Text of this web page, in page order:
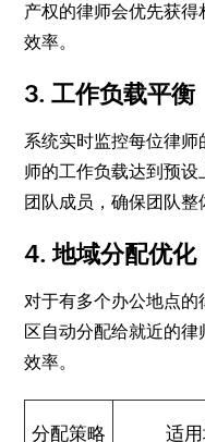
产权的律师会优先获
效率。
3. 工作负载平衡
系统实时监控每位律
师的工作负载达到预
团队成员，确保团队整
4. 地域分配优化
对于有多个办公地点
区自动分配给就近的
效率。
分配策略 适